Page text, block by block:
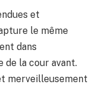
et
le même
dans
de la cour avant.
merveilleusement